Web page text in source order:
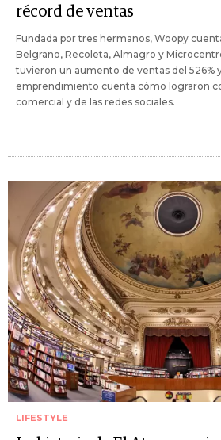
récord de ventas
Fundada por tres hermanos, Woopy
Belgrano, Recoleta, Almagro y
tuvieron un aumento de ventas del 526%
emprendimiento cuenta cómo lograron
comercial y de las redes sociales.
LIFESTYLE